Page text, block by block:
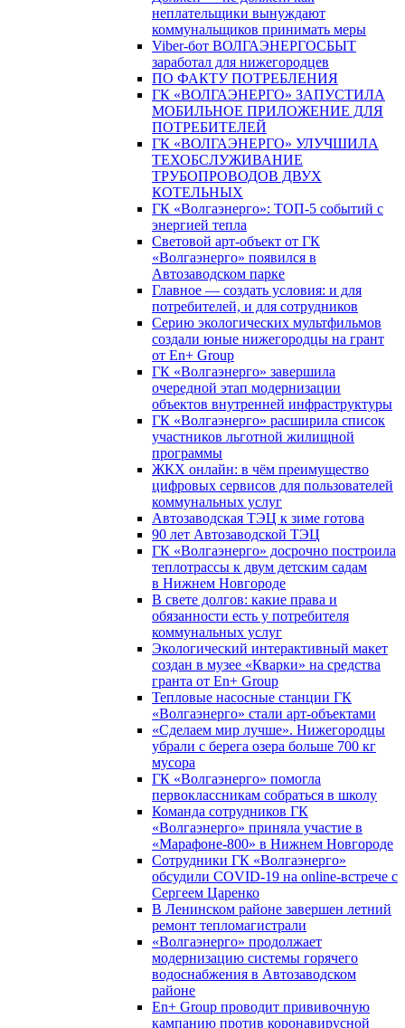
неплательщики вынуждают
коммунальщиков принимать меры
Viber-бот ВОЛГАЭНЕРГОСБЫТ
заработал для нижегородцев
ПО ФАКТУ ПОТРЕБЛЕНИЯ
ГК «ВОЛГАЭНЕРГО» ЗАПУСТИЛА
МОБИЛЬНОЕ ПРИЛОЖЕНИЕ ДЛЯ
ПОТРЕБИТЕЛЕЙ
ГК «ВОЛГАЭНЕРГО» УЛУЧШИЛА
ТЕХОБСЛУЖИВАНИЕ
ТРУБОПРОВОДОВ ДВУХ
КОТЕЛЬНЫХ
ГК «Волгаэнерго»: ТОП-5 событий с
энергией тепла
Световой арт-объект от ГК
«Волгаэнерго» появился в
Автозаводском парке
Главное — создать условия: и для
потребителей, и для сотрудников
Серию экологических мультфильмов
создали юные нижегородцы на грант
от En+ Group
ГК «Волгаэнерго» завершила
очередной этап модернизации
объектов внутренней инфраструктуры
ГК «Волгаэнерго» расширила список
участников льготной жилищной
программы
ЖКХ онлайн: в чём преимущество
цифровых сервисов для пользователей
коммунальных услуг
Автозаводская ТЭЦ к зиме готова
90 лет Автозаводской ТЭЦ
ГК «Волгаэнерго» досрочно построила
теплотрассы к двум детским садам
в Нижнем Новгороде
В свете долгов: какие права и
обязанности есть у потребителя
коммунальных услуг
Экологический интерактивный макет
создан в музее «Кварки» на средства
гранта от En+ Group
Тепловые насосные станции ГК
«Волгаэнерго» стали арт-объектами
«Сделаем мир лучше». Нижегородцы
убрали с берега озера больше 700 кг
мусора
ГК «Волгаэнерго» помогла
первоклассникам собраться в школу
Команда сотрудников ГК
«Волгаэнерго» приняла участие в
«Марафоне-800» в Нижнем Новгороде
Сотрудники ГК «Волгаэнерго»
обсудили COVID-19 на online-встрече с
Сергеем Царенко
В Ленинском районе завершен летний
ремонт тепломагистрали
«Волгаэнерго» продолжает
модернизацию системы горячего
водоснабжения в Автозаводском
районе
En+ Group проводит прививочную
кампанию против коронавирусной